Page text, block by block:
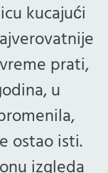
kucajući
prati,
u
ostao isti.